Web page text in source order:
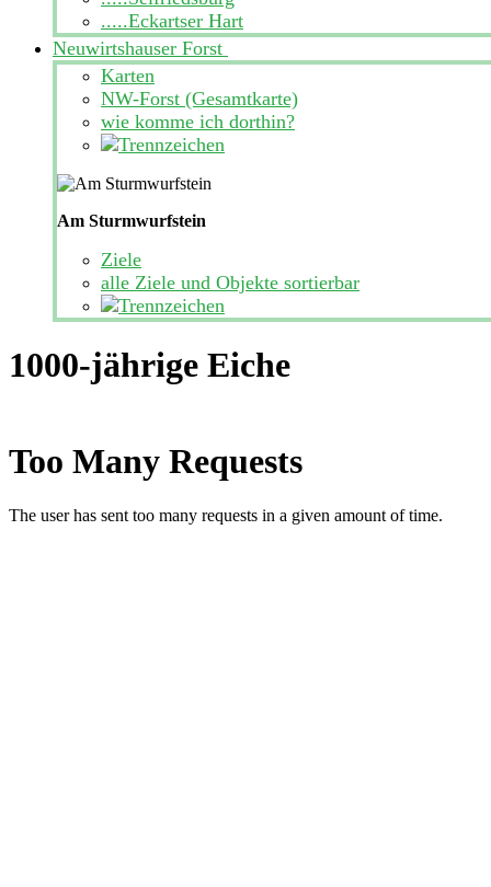
.....Eckartser Hart
Neuwirtshauser Forst
Karten
NW-Forst (Gesamtkarte)
wie komme ich dorthin?
Am Sturmwurfstein
Ziele
alle Ziele und Objekte sortierbar
1000-jährige Eiche